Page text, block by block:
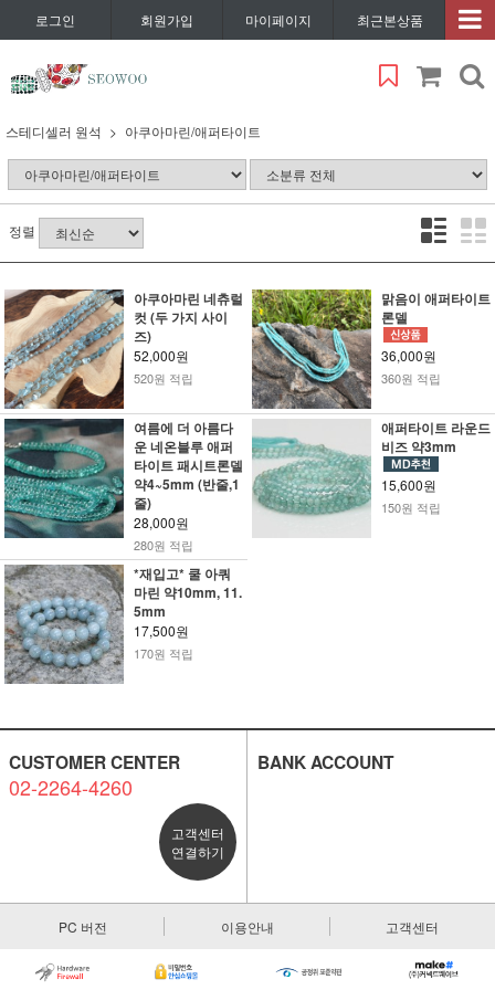
로그인 회원가입 마이페이지 최근본상품
스테디셀러 원석 아쿠아마린/애퍼타이트
정렬
아쿠아마린 네츄럴
컷 (두 가지 사이
즈)
52,000원
520원 적립
맑음이 애퍼타이트
론델
36,000원
360원 적립
여름에 더 아름다
운 네온블루 애퍼
타이트 패시트론델
약4~5mm (반줄,1
줄)
28,000원
280원 적립
애퍼타이트 라운드
비즈 약3mm
15,600원
150원 적립
*재입고* 쿨 아쿼
마린 약10mm, 11.
5mm
17,500원
170원 적립
CUSTOMER CENTER
02-2264-4260
고객센터
연결하기
BANK ACCOUNT
PC 버전 이용안내 고객센터